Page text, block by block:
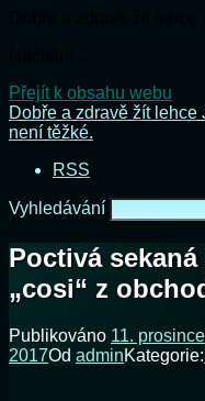
Přejít k obsahu webu
Dobře a zdravě žít lehce
není těžké.
RSS
Vyhledávání
Poctivá
„cosi“ z
Publikováno 11.
2017Od adminKategorie: